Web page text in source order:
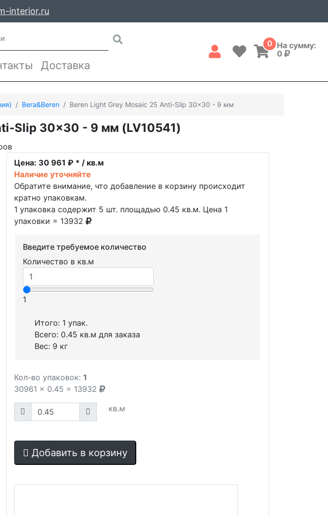
interior.ru
Доставка
0 На сумму:
0
Bera&Beren Beren Light Grey Mosaic 25 Anti-Slip 30x30 - 9 мм
Slip 30x30 - 9 мм (LV10541)
Цена: 30 961 ₽ * / кв.м
Наличие уточняйте
Обратите внимание, что добавление в корзину происходит
кратно упаковкам.
1 упаковка содержит 5 шт. площадью 0.45 кв.м. Цена 1
упаковки = 13932
Введите требуемое количество
Количество в кв.м
1
Итого: 1 упак.
Всего: 0.45 кв.м для заказа
Вес: 9 кг
Кол-во упаковок: 1
30961 x 0.45 = 13932
кв.м
Добавить в корзину